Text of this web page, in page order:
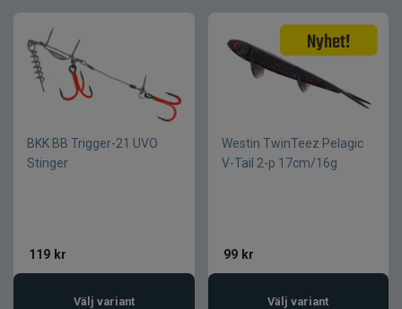
Egenskap
Vikt
7 g
Färg
Natural / Black Nickel
Jiggskallar
BKK BB Trigger-21 UVO
Stinger
119 kr
Välj variant
Westin TwinTeez Pelagic
V-Tail 2-p 17cm/16g
99 kr
Välj variant